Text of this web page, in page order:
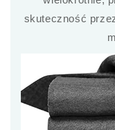
skuteczność